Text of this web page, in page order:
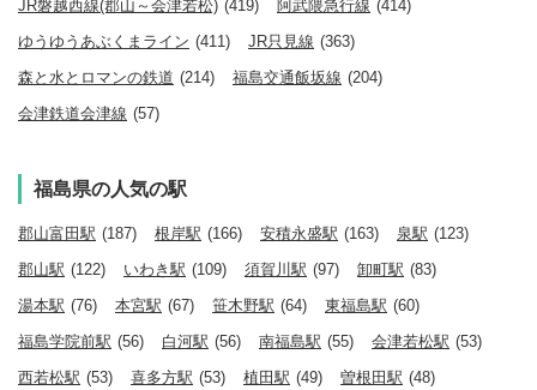
JR磐越西線(郡山～会津若松) (419) 阿武隈急行線 (414)
ゆうゆうあぶくまライン (411) JR只見線 (363)
森と水とロマンの鉄道 (214) 福島交通飯坂線 (204)
会津鉄道会津線 (57)
福島県の人気の駅
郡山富田駅 (187) 根岸駅 (166) 安積永盛駅 (163) 泉駅 (123)
郡山駅 (122) いわき駅 (109) 須賀川駅 (97) 卸町駅 (83)
湯本駅 (76) 本宮駅 (67) 笹木野駅 (64) 東福島駅 (60)
福島学院前駅 (56) 白河駅 (56) 南福島駅 (55) 会津若松駅 (53)
西若松駅 (53) 喜多方駅 (53) 植田駅 (49) 曽根田駅 (48)